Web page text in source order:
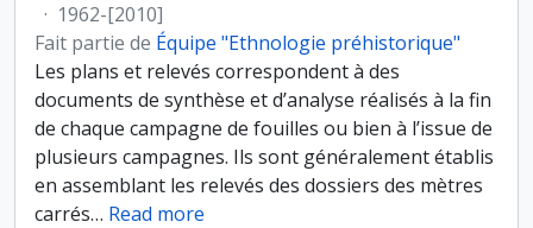
· 1962-[2010]
Fait partie de Équipe "Ethnologie préhistorique"
Les plans et relevés correspondent à des
documents de synthèse et d’analyse réalisés à la fin
de chaque campagne de fouilles ou bien à l’issue de
plusieurs campagnes. Ils sont généralement établis
en assemblant les relevés des dossiers des mètres
carrés… Read more